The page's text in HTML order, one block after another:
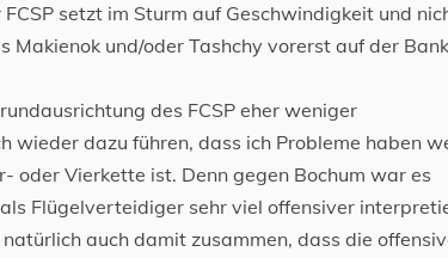
setzt im Sturm auf Geschwindigkeit und
und/oder Tashchy vorerst auf der Bank
des FCSP eher weniger
dazu führen, dass ich Probleme haben
oder Vierkette ist. Denn gegen Bochum war es
Flügelverteidiger sehr viel offensiver
auch damit zusammen, dass die